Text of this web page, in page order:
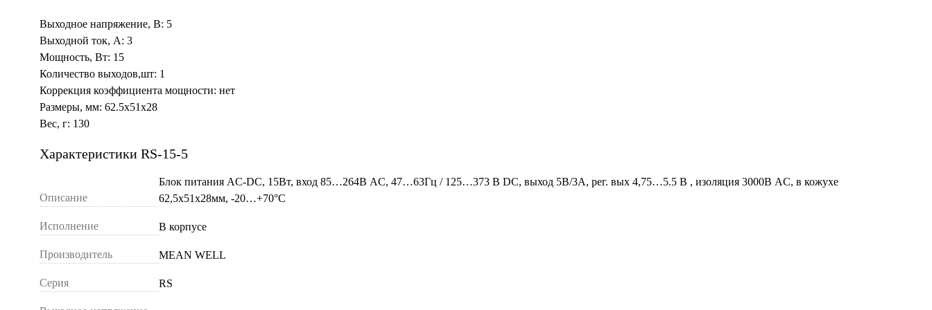
Выходное напряжение, В: 5
Выходной ток, А: 3
Мощность, Вт: 15
Количество выходов,шт: 1
Коррекция коэффициента мощности: нет
Размеры, мм: 62.5x51x28
Вес, г: 130
Характеристики RS-15-5
Описание
Блок питания AC-DC, 15Вт, вход 85…264В AC, 47…63Гц / 125…373 В DC, выход 5В/3A, рег. вых 4,75…5.5 В , изоляция 3000В AC, в кожухе
62,5х51х28мм, -20…+70°С
Исполнение В корпусе
Производитель MEAN WELL
Серия RS